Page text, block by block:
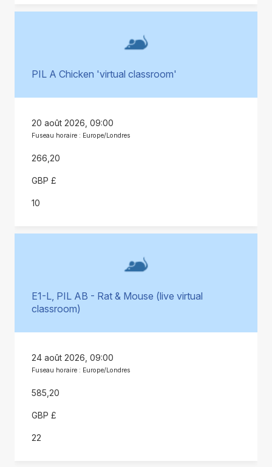
PIL A Chicken 'virtual classroom'
20 août 2026, 09:00
Fuseau horaire : Europe/Londres
266,20
GBP £
10
E1-L, PIL AB - Rat & Mouse (live virtual
classroom)
24 août 2026, 09:00
Fuseau horaire : Europe/Londres
585,20
GBP £
22